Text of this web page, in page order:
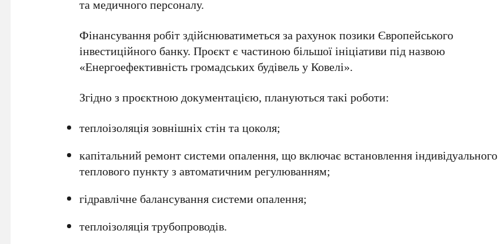
та медичного персоналу.
Фінансування робіт здійснюватиметься за рахунок позики Європейського
інвестиційного банку. Проєкт є частиною більшої ініціативи під назвою
«Енергоефективність громадських будівель у Ковелі».
Згідно з проєктною документацією, плануються такі роботи:
теплоізоляція зовнішніх стін та цоколя;
капітальний ремонт системи опалення, що включає встановлення індивідуального
теплового пункту з автоматичним регулюванням;
гідравлічне балансування системи опалення;
теплоізоляція трубопроводів.